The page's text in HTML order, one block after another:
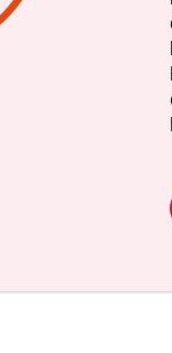
Zuccotti Park,
Denn
sich im
die Rechte der